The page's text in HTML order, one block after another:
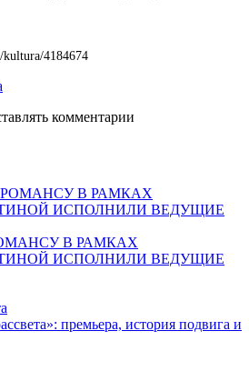
4184674
комментарии
В РАМКАХ
ИСПОЛНИЛИ ВЕДУЩИЕ
премьера, история подвига и